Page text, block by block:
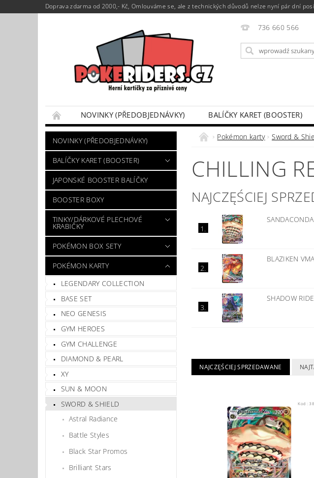
Doprava zdarma od 2000,- Kč, Omlouváme se, ale z technických důvodů nelze nyní pár dní
736 660 566
NOVINKY (PŘEDOBJEDNÁVKY) BALÍČKY KARET (BOOSTER)
POKÉMON BOX SETY
TINKY/DÁRKOVÉ PLECHOVÉ KRABIČKY
VÝKUP POKÉMON KARET
DÁRKOVÝ POUKAZ
NOVINKY (PŘEDOBJEDNÁVKY)
BALÍČKY KARET (BOOSTER)
JAPONSKÉ BOOSTER BALÍČKY
BOOSTER BOXY
TINKY/DÁRKOVÉ PLECHOVÉ
KRABIČKY
POKÉMON BOX SETY
POKÉMON KARTY
LEGENDARY COLLECTION
BASE SET
NEO GENESIS
GYM HEROES
GYM CHALLENGE
DIAMOND & PEARL
XY
SUN & MOON
SWORD & SHIELD
Astral Radiance
Battle Styles
Black Star Promos
Brilliant Stars
Pokémon karty Sword &
CHILLING
NAJCZĘŚCIEJ
1.
2.
BLAZIKEN
3.
SHADOW
NAJCZĘŚCIEJ SPRZEDAWANE
Kod :